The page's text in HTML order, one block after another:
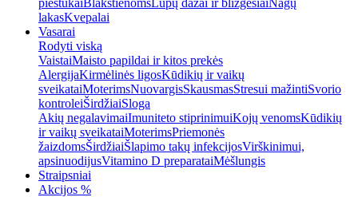
pieštukai Blakstienoms Lūpų dažai ir blizgesiai Nagų
lakasKvepalai
Vasarai
Rodyti viską
VaistaiMaisto papildai ir kitos prekės
AlergijaKirmėlinės ligosKūdikių ir vaikų
sveikataiMoterimsNuovargisSkausmasStresui mažintiSvorio
kontroleiŠirdžiaiSloga
Akių negalavimaiImuniteto stiprinimuiKojų venomsKūdikių
ir vaikų sveikataiMoterimsPriemonės
žaizdomsŠirdžiaiŠlapimo takų infekcijosVirškinimui,
apsinuodijusVitamino D preparataiMėšlungis
Straipsniai
Akcijos %